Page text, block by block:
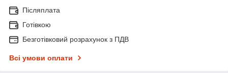
Післяплата
Готівкою
Безготівковий розрахунок з ПДВ
Всі умови оплати